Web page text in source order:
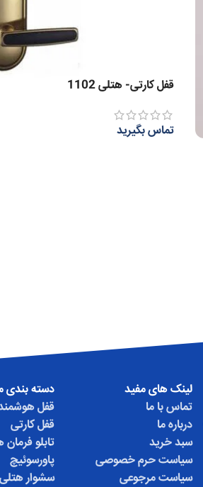
قفل کارتی- هتلی 1102
تماس بگیرید
لینک های مفید
تماس با ما
درباره ما
سبد خرید
سیاست حرم خصوصی
سیاست مرجوعی
دسته
قفل هوشمند
قفل کارتی
تابلو
پاورسوئیچ
سشوار هتلی